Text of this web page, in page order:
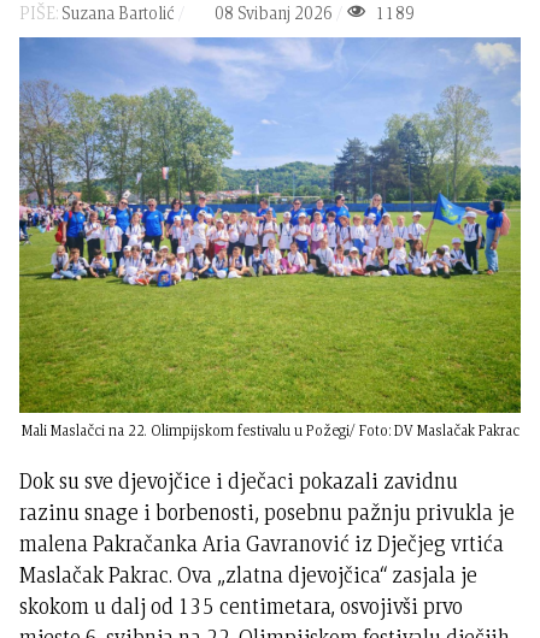
PIŠE: Suzana Bartolić 08 Svibanj 2026 1189
Mali Maslačci na 22. Olimpijskom festivalu u Požegi/ Foto: DV Maslačak Pakrac
Dok su sve djevojčice i dječaci pokazali zavidnu
razinu snage i borbenosti, posebnu pažnju privukla je
malena Pakračanka Aria Gavranović iz Dječjeg vrtića
Maslačak Pakrac. Ova „zlatna djevojčica“ zasjala je
skokom u dalj od 135 centimetara, osvojivši prvo